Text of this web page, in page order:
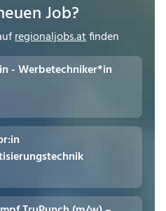
Job?
regionaljobs.atfinden
- Werbetechniker*in